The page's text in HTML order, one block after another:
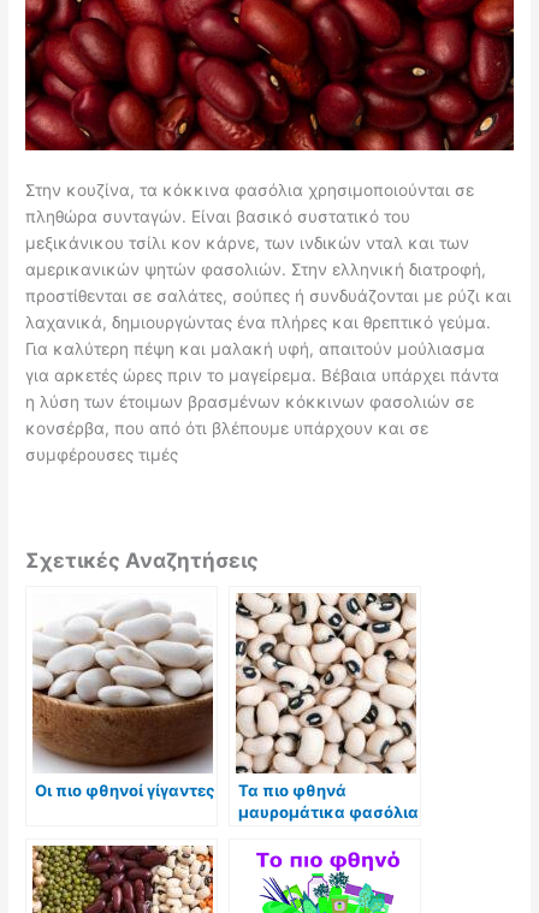
Στην κουζίνα, τα κόκκινα φασόλια χρησιμοποιούνται σε
πληθώρα συνταγών. Είναι βασικό συστατικό του
μεξικάνικου τσίλι κον κάρνε, των ινδικών νταλ και των
αμερικανικών ψητών φασολιών. Στην ελληνική διατροφή,
προστίθενται σε σαλάτες, σούπες ή συνδυάζονται με ρύζι και
λαχανικά, δημιουργώντας ένα πλήρες και θρεπτικό γεύμα.
Για καλύτερη πέψη και μαλακή υφή, απαιτούν μούλιασμα
για αρκετές ώρες πριν το μαγείρεμα. Βέβαια υπάρχει πάντα
η λύση των έτοιμων βρασμένων κόκκινων φασολιών σε
κονσέρβα, που από ότι βλέπουμε υπάρχουν και σε
συμφέρουσες τιμές
Σχετικές Αναζητήσεις
Οι πιο φθηνοί γίγαντες
Τα πιο φθηνά
μαυρομάτικα φασόλια